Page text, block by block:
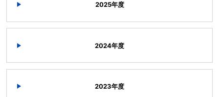
2025年度
2024年度
2023年度